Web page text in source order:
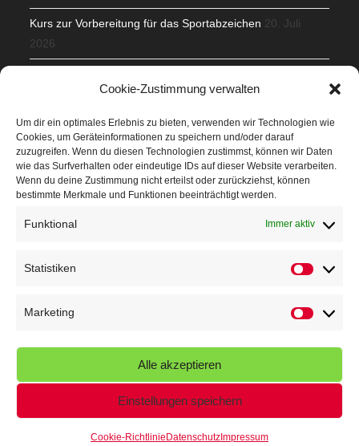
Cookie-Zustimmung verwalten
Um dir ein optimales Erlebnis zu bieten, verwenden wir Technologien wie
Cookies, um Geräteinformationen zu speichern und/oder darauf
zuzugreifen. Wenn du diesen Technologien zustimmst, können wir Daten
wie das Surfverhalten oder eindeutige IDs auf dieser Website verarbeiten.
Wenn du deine Zustimmung nicht erteilst oder zurückziehst, können
bestimmte Merkmale und Funktionen beeinträchtigt werden.
Funktional Immer aktiv
Statistiken
Marketing
Alle akzeptieren
Einstellungen speichern
Cookie-Richtlinie Datenschutz Impressum
Kurs zur Vorbereitung für das Sportabzeichen 20. Juli
2026
Veranstaltungen
Höffner Run
Kindersportfest